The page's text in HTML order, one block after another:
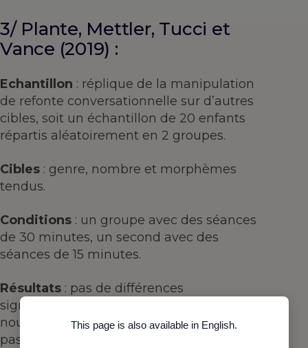
3/ Plante, Mettler, Tucci et
Vance (2019) :
Echantillon : réplique de la manipulation
de refonte conversationnelle sur d’autres
cibles, soit un échantillon de 20 enfants
répartis aléatoirement en 2 groupes.
Cibles : genre, nombre et morphèmes
tendus.
Conditions : un groupe avec des séances
de 30 minutes, un second avec des
séances de 15 minutes.
Résultats : pas de différences
significatives entre les deux groupes. De
nouveau, les limites de l’étude de sont
pas mentionnées et les auteurs réitèrent
This page is also available in English.